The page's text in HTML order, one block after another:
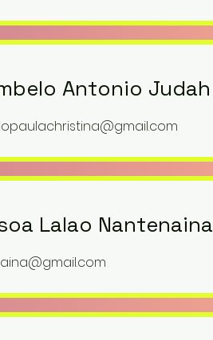
Antonio Judah
Lalao Nantenaina